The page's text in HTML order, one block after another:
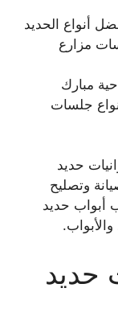
أنواع الحديد
مزارع
مبارك
جلسات
حديد
وتصليح
أبواب حديد
حديد